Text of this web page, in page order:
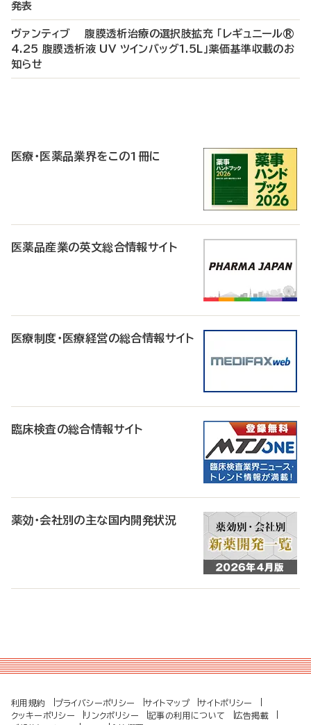
発表
ヴァンティブ 腹膜透析治療の選択肢拡充 「レギュニール®
4.25 腹膜透析液 UV ツインバッグ1.5L」薬価基準収載のお
知らせ
医療・医薬品業界をこの1冊に
医薬品産業の英文総合情報サイト
医療制度・医療経営の総合情報サイト
臨床検査の総合情報サイト
薬効・会社別の主な国内開発状況
利用規約 プライバシーポリシー サイトマップ
サイトポリシー
クッキーポリシー
リンクポリシー 記事の利用について
広告掲載